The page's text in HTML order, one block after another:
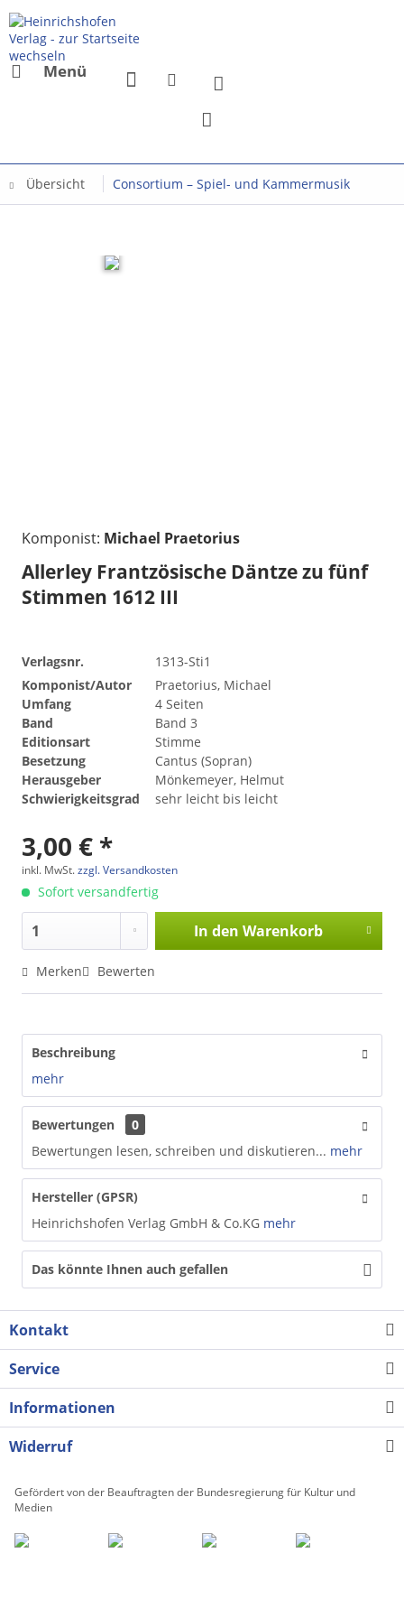
Menü
Übersicht Consortium – Spiel- und Kammermusik
Komponist: Michael Praetorius
Allerley Frantzösische Däntze zu fünf
Stimmen 1612 III
Verlagsnr.
1313-Sti1
Komponist/Autor
Praetorius, Michael
Umfang
4 Seiten
Band
Band 3
Editionsart
Stimme
Besetzung
Cantus (Sopran)
Herausgeber
Mönkemeyer, Helmut
Schwierigkeitsgrad
sehr leicht bis leicht
3,00 € *
inkl. MwSt.zzgl. Versandkosten
Sofort versandfertig
In den Warenkorb
Merken Bewerten
Beschreibung
mehr
Bewertungen
0
Bewertungen lesen, schreiben und diskutieren... mehr
Hersteller (GPSR)
Heinrichshofen Verlag GmbH & Co.KG mehr
Das könnte Ihnen auch gefallen
Kontakt
Service
Informationen
Widerruf
Gefördert von der Beauftragten der Bundesregierung für Kultur und
Medien